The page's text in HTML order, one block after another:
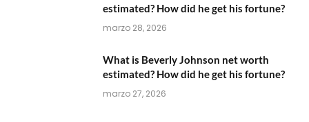
estimated? How did he get his fortune?
marzo 28, 2026
What is Beverly Johnson net worth
estimated? How did he get his fortune?
marzo 27, 2026